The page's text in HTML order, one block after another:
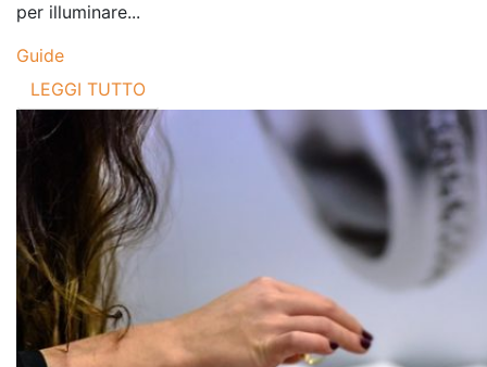
per illuminare...
Guide
LEGGI TUTTO